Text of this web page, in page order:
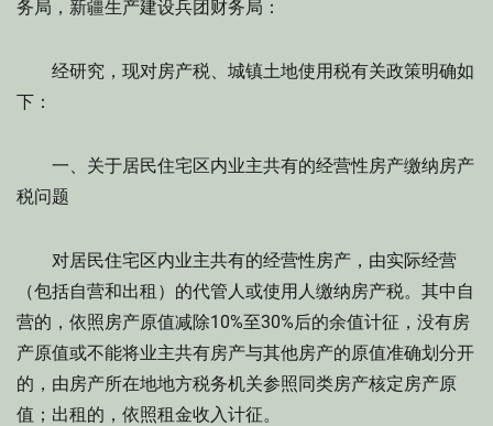
务局，新疆生产建设兵团财务局：
经研究，现对房产税、城镇土地使用税有关政策明确如
下：
一、关于居民住宅区内业主共有的经营性房产缴纳房产
税问题
对居民住宅区内业主共有的经营性房产，由实际经营
（包括自营和出租）的代管人或使用人缴纳房产税。其中自
营的，依照房产原值减除10%至30%后的余值计征，没有房
产原值或不能将业主共有房产与其他房产的原值准确划分开
的，由房产所在地地方税务机关参照同类房产核定房产原
值；出租的，依照租金收入计征。